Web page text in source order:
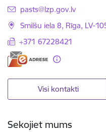
E-pasts:
pasts@lzp.gov.lv
Smilšu iela 8, Rīga, LV-
+371 67228421
Visi kontakti
Sekojiet mums